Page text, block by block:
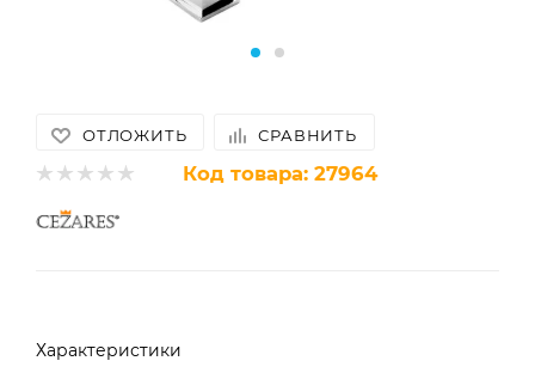
ОТЛОЖИТЬ СРАВНИТЬ
Код товара: 27964
Характеристики